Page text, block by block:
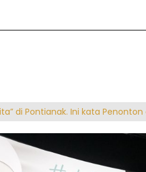
di Pontianak. Ini kata